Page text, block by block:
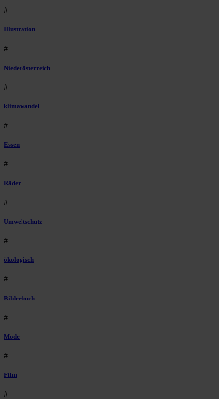
#
Illustration
#
Niederösterreich
#
klimawandel
#
Essen
#
Räder
#
Umweltschutz
#
ökologisch
#
Bilderbuch
#
Mode
#
Film
#